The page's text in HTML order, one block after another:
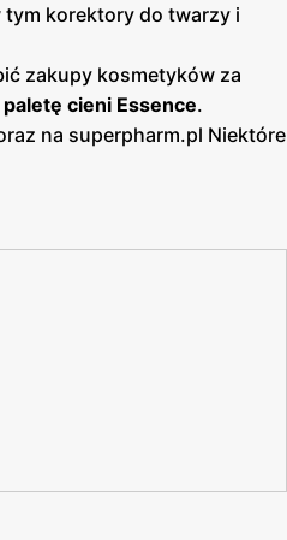
tym korektory do twarzy i
zakupy kosmetyków za
paletę cieni Essence.
na superpharm.pl Niektóre